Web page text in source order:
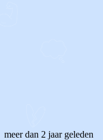
meer dan 2 jaar geleden